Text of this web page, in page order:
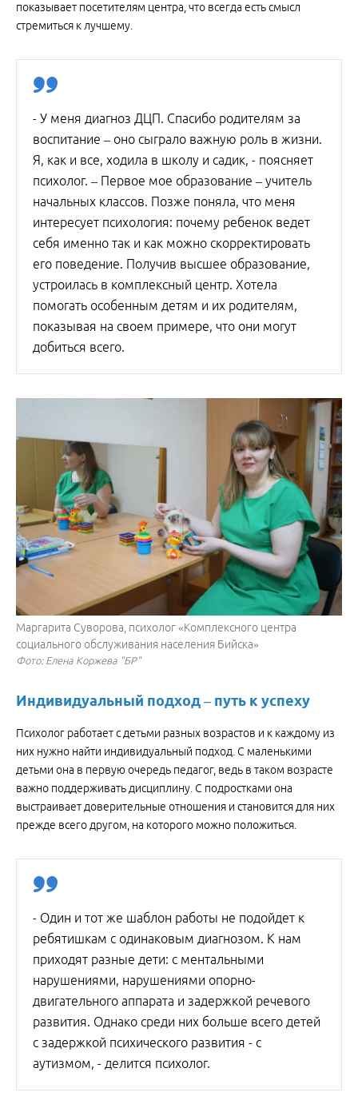
показывает посетителям центра, что всегда есть смысл
стремиться к лучшему.
- У меня диагноз ДЦП. Спасибо родителям за
воспитание – оно сыграло важную роль в жизни.
Я, как и все, ходила в школу и садик, - поясняет
психолог. – Первое мое образование – учитель
начальных классов. Позже поняла, что меня
интересует психология: почему ребенок ведет
себя именно так и как можно скорректировать
его поведение. Получив высшее образование,
устроилась в комплексный центр. Хотела
помогать особенным детям и их родителям,
показывая на своем примере, что они могут
добиться всего.
Маргарита Суворова, психолог «Комплексного центра
социального обслуживания населения Бийска»
Фото: Елена Коржева "БР"
Индивидуальный подход – путь к успеху
Психолог работает с детьми разных возрастов и к каждому из
них нужно найти индивидуальный подход. С маленькими
детьми она в первую очередь педагог, ведь в таком возрасте
важно поддерживать дисциплину. С подростками она
выстраивает доверительные отношения и становится для них
прежде всего другом, на которого можно положиться.
- Один и тот же шаблон работы не подойдет к
ребятишкам с одинаковым диагнозом. К нам
приходят разные дети: с ментальными
нарушениями, нарушениями опорно-
двигательного аппарата и задержкой речевого
развития. Однако среди них больше всего детей
с задержкой психического развития - с
аутизмом, - делится психолог.